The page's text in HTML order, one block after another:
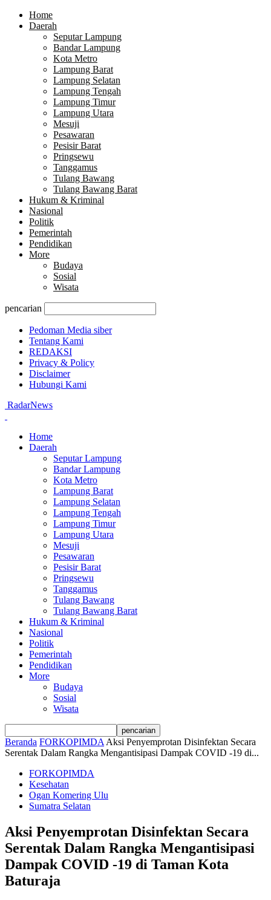
Home
Daerah
Seputar Lampung
Bandar Lampung
Kota Metro
Lampung Barat
Lampung Selatan
Lampung Tengah
Lampung Timur
Lampung Utara
Mesuji
Pesawaran
Pesisir Barat
Pringsewu
Tanggamus
Tulang Bawang
Tulang Bawang Barat
Hukum & Kriminal
Nasional
Politik
Pemerintah
Pendidikan
More
Budaya
Sosial
Wisata
pencarian
Pedoman Media siber
Tentang Kami
REDAKSI
Privacy & Policy
Disclaimer
Hubungi Kami
RadarNews
Home
Daerah
Seputar Lampung
Bandar Lampung
Kota Metro
Lampung Barat
Lampung Selatan
Lampung Tengah
Lampung Timur
Lampung Utara
Mesuji
Pesawaran
Pesisir Barat
Pringsewu
Tanggamus
Tulang Bawang
Tulang Bawang Barat
Hukum & Kriminal
Nasional
Politik
Pemerintah
Pendidikan
More
Budaya
Sosial
Wisata
Beranda FORKOPIMDA Aksi Penyemprotan Disinfektan Secara
Serentak Dalam Rangka Mengantisipasi Dampak COVID -19 di...
FORKOPIMDA
Kesehatan
Ogan Komering Ulu
Sumatra Selatan
Aksi Penyemprotan Disinfektan Secara
Serentak Dalam Rangka Mengantisipasi
Dampak COVID -19 di Taman Kota
Baturaja